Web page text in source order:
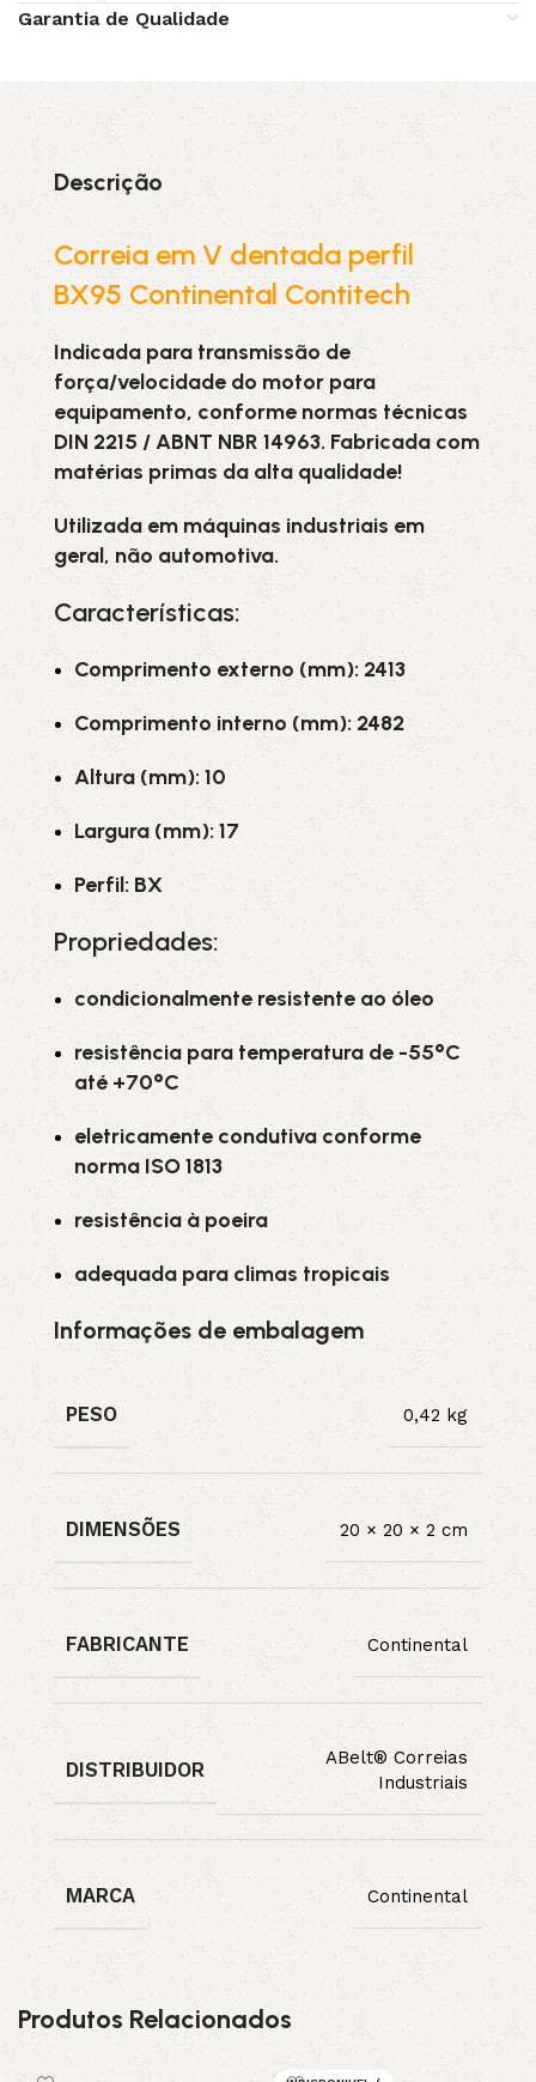
Garantia de Qualidade
Descrição
Correia em V dentada perfil
BX95 Continental Contitech
Indicada para transmissão de
força/velocidade do motor para
equipamento, conforme normas técnicas
DIN 2215 / ABNT NBR 14963. Fabricada com
matérias primas da alta qualidade!
Utilizada em máquinas industriais em
geral, não automotiva.
Características:
Comprimento externo (mm): 2413
Comprimento interno (mm): 2482
Altura (mm): 10
Largura (mm): 17
Perfil: BX
Propriedades:
condicionalmente resistente ao óleo
resistência para temperatura de -55°C
até +70°C
eletricamente condutiva conforme
norma ISO 1813
resistência à poeira
adequada para climas tropicais
Informações de embalagem
PESO 0,42 kg
DIMENSÕES 20 × 20 × 2 cm
FABRICANTE Continental
DISTRIBUIDOR
ABelt® Correias
Industriais
MARCA Continental
Produtos Relacionados